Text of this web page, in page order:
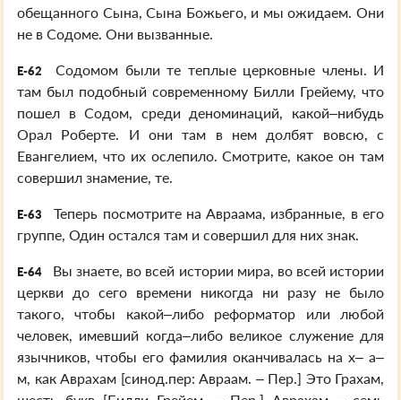
обещанного Сына, Сына Божьего, и мы ожидаем. Они
не в Содоме. Они вызванные.
E-62
Содомом были те теплые церковные члены. И
там был подобный современному Билли Грейему, что
пошел в Содом, среди деноминаций, какой–нибудь
Орал Роберте. И они там в нем долбят вовсю, с
Евангелием, что их ослепило. Смотрите, какое он там
совершил знамение, те.
E-63
Теперь посмотрите на Авраама, избранные, в его
группе, Один остался там и совершил для них знак.
E-64
Вы знаете, во всей истории мира, во всей истории
церкви до сего времени никогда ни разу не было
такого, чтобы какой–либо реформатор или любой
человек, имевший когда–либо великое служение для
язычников, чтобы его фамилия оканчивалась на х– а–
м, как Аврахам [синод.пер: Авраам. – Пер.] Это Грахам,